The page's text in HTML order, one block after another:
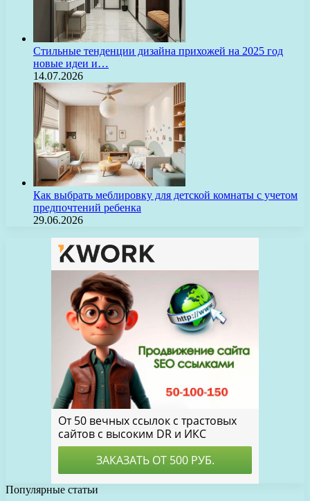
Стильные тенденции дизайна прихожей на 2025 год
новые идеи и…
14.07.2026
Как выбрать меблировку для детской комнаты с учетом
предпочтений ребенка
29.06.2026
Популярные статьи